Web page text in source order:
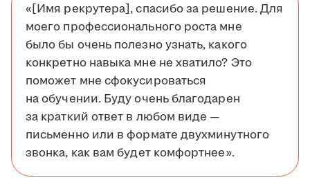
«[Имя рекрутера], спасибо за решение. Для
моего профессионального роста мне
было бы очень полезно узнать, какого
конкретно навыка мне не хватило? Это
поможет мне сфокусироваться
на обучении. Буду очень благодарен
за краткий ответ в любом виде —
письменно или в формате двухминутного
звонка, как вам будет комфортнее».